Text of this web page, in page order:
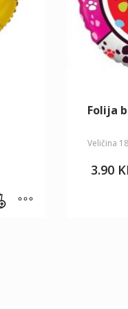
Folija
Veličina
3.90